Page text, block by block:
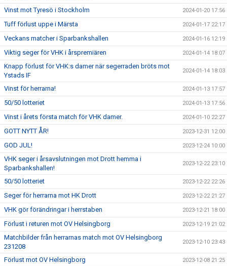
Vinst mot Tyresö i Stockholm 2024-01-20 17:56
Tuff förlust uppe i Märsta 2024-01-17 22:17
Veckans matcher i Sparbankshallen 2024-01-16 12:19
Viktig seger för VHK i årspremiären 2024-01-14 18:07
Knapp förlust för VHK:s damer när segerraden bröts mot
Ystads IF
2024-01-14 18:03
Vinst för herrarna! 2024-01-13 17:57
50/50 lotteriet 2024-01-13 17:56
Vinst i årets första match för VHK damer. 2024-01-10 22:27
GOTT NYTT ÅR! 2023-12-31 12:00
GOD JUL! 2023-12-24 10:00
VHK seger i årsavslutningen mot Drott hemma i
Sparbankshallen!
2023-12-22 23:10
50/50 lotteriet 2023-12-22 22:26
Seger för herrarna mot HK Drott 2023-12-22 21:27
VHK gör förändringar i herrstaben 2023-12-21 18:00
Förlust i returen mot OV Helsingborg 2023-12-19 21:02
Matchbilder från herrarnas match mot OV Helsingborg
231208
2023-12-10 23:43
Förlust mot OV Helsingborg 2023-12-08 21:25